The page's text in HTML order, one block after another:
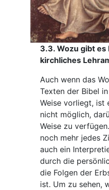
3.3. Wozu gibt es
kirchliches
Auch wenn das
Texten der Bibel
Weise vorliegt, ist
nicht möglich,
Weise zu
noch mehr jedes
auch ein
durch die
die Folgen der
ist. Um zu sehen,